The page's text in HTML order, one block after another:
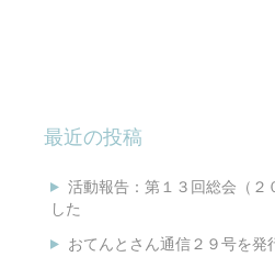
最近の投稿
活動報告：第１３回総会（２
した
おてんとさん通信２９号を発